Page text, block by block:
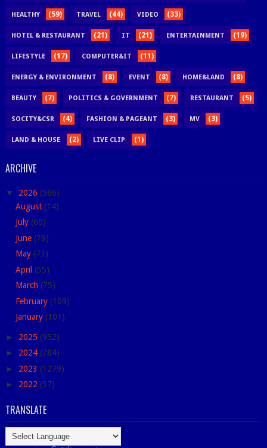
HEALTHY (59) TRAVEL (44) VIDEO (33)
HOTEL & RESTAURANT (21) IT (21) ENTERTAINMENT (19)
LIFESTYLE (17) COMPUTER&IT (11)
ENERGY & ENVIRONMENT (8) EVENT (8) HOME&LAND (8)
BEAUTY (7) POLITICS & GOVERNMENT (7) RESTAURANT (5)
SOCITY&CSR (4) FASHION & PAGEANT (3) MV (3)
LAND & HOUSE (2) LIVE CLIP (1)
ARCHIVE
▼ 2026 (566)
August (14)
July (60)
June (79)
May (73)
April (55)
March (75)
February (109)
January (101)
► 2025 (952)
► 2024 (784)
► 2023 (1279)
► 2022 (57)
TRANSLATE